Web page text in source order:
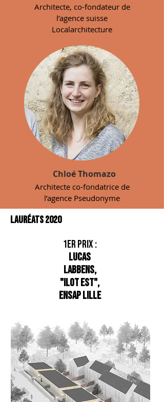
Architecte, co-fondateur de
l’agence suisse
Localarchitecture
Chloé Thomazo
Architecte co-fondatrice de
l’agence Pseudonyme
Lauréats 2020
1er prix :
Lucas
Labbens,
"Ilot Est",
ENSAP Lille